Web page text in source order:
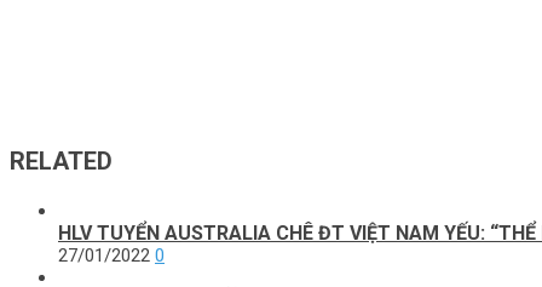
RELATED
HLV TUYỂN AUSTRALIA CHÊ ĐT VIỆT NAM YẾU:
27/01/2022 0